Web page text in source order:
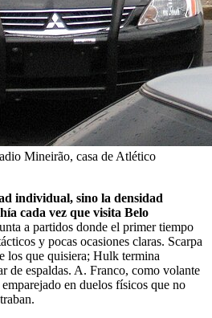
Mineirão, casa de Atlético
individual, sino la densidad
cada vez que visita Belo
a partidos donde el primer tiempo
y pocas ocasiones claras. Scarpa
los que quisiera; Hulk termina
de espaldas. A. Franco, como volante
en duelos físicos que no